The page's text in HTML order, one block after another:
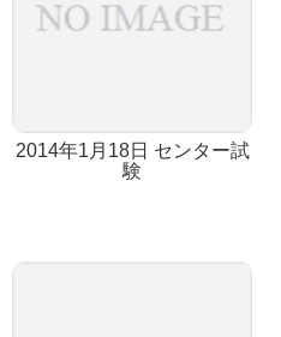
2014年1月18日 センター試
験